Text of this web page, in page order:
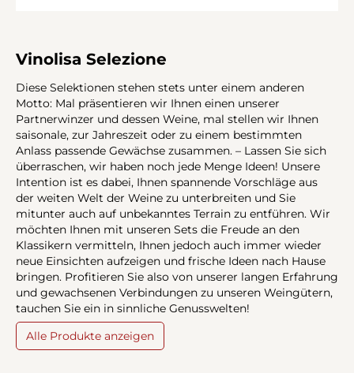
Vinolisa Selezione
Diese Selektionen stehen stets unter einem anderen
Motto: Mal präsentieren wir Ihnen einen unserer
Partnerwinzer und dessen Weine, mal stellen wir Ihnen
saisonale, zur Jahreszeit oder zu einem bestimmten
Anlass passende Gewächse zusammen. – Lassen Sie sich
überraschen, wir haben noch jede Menge Ideen! Unsere
Intention ist es dabei, Ihnen spannende Vorschläge aus
der weiten Welt der Weine zu unterbreiten und Sie
mitunter auch auf unbekanntes Terrain zu entführen. Wir
möchten Ihnen mit unseren Sets die Freude an den
Klassikern vermitteln, Ihnen jedoch auch immer wieder
neue Einsichten aufzeigen und frische Ideen nach Hause
bringen. Profitieren Sie also von unserer langen Erfahrung
und gewachsenen Verbindungen zu unseren Weingütern,
tauchen Sie ein in sinnliche Genusswelten!
Alle Produkte anzeigen